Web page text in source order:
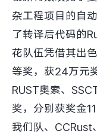
杂工程项目的自
了转译后代码的
花队伍凭借其出
等奖，获24万元
RUST奥索、
奖，分别获奖金
我们队、CCRust